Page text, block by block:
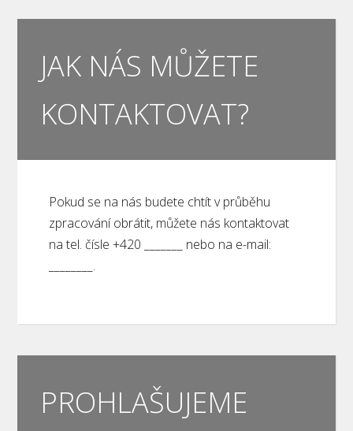
JAK NÁS MŮŽETE
KONTAKTOVAT?
Pokud se na nás budete chtít v průběhu
zpracování obrátit, můžete nás kontaktovat
na tel. čísle +420 _______ nebo na e-mail:
________.
PROHLAŠUJEME